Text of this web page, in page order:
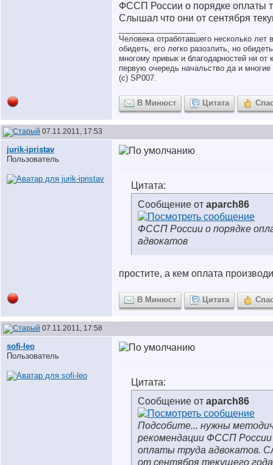
ФССП России о порядке оплаты
Слышал что они от сентября
Человека отработавшего несколько
обидеть, его легко разозлить, но
многому привык и благодарностей ни от
первую очередь начальство да и многие
(с) SP007.
В Минюст Цитата
07.11.2011, 17:53
jurik-ipristav
Пользователь
Цитата:
Сообщение от aparch86
ФССП России о порядке
адвокатов
простите, а кем оплата
В Минюст Цитата
07.11.2011, 17:58
sofi-leo
Пользователь
Цитата:
Сообщение от aparch86
Подсобите... нужны
рекомендации ФССП России
оплаты труда адвокатов.
от сентября текущего